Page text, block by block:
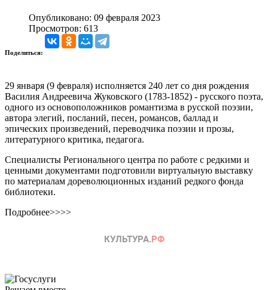
Опубликовано: 09 февраля 2023
Просмотров: 613
Поделиться:
29 января (9 февраля) исполняется 240 лет со дня рождения
Василия Андреевича Жуковского (1783-1852) - русского поэта,
одного из основоположников романтизма в русской поэзии,
автора элегий, посланий, песен, романсов, баллад и
эпических произведений, переводчика поэзии и прозы,
литературного критика, педагога.
Специалисты Регионального центра по работе с редкими и
ценными документами подготовили виртуальную выставку
по материалам дореволюционных изданий редкого фонда
библиотеки.
Подробнее>>>>